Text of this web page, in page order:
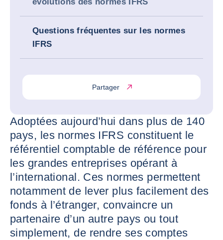
Questions fréquentes sur les normes
IFRS
Partager
Adoptées aujourd’hui dans plus de 140
pays, les normes IFRS constituent le
référentiel comptable de référence pour
les grandes entreprises opérant à
l’international. Ces normes permettent
notamment de lever plus facilement des
fonds à l’étranger, convaincre un
partenaire d’un autre pays ou tout
simplement, de rendre ses comptes